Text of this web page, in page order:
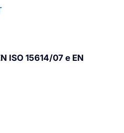
ISO 15614/07 e EN